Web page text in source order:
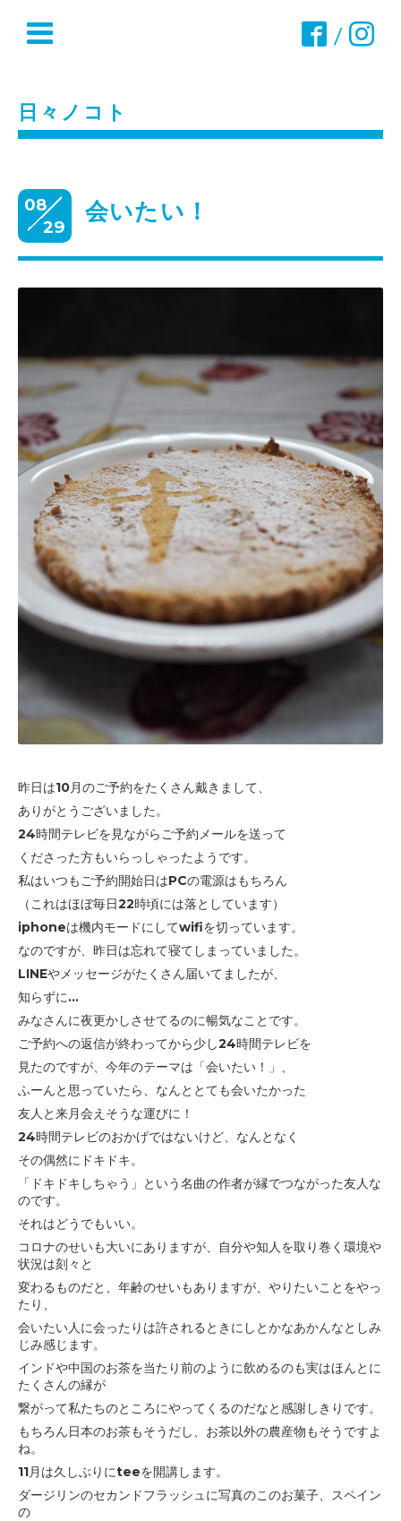
/
日々ノコト
08
29
会いたい！
昨日は10月のご予約をたくさん戴きまして、
ありがとうございました。
24時間テレビを見ながらご予約メールを送って
くださった方もいらっしゃったようです。
私はいつもご予約開始日はPCの電源はもちろん
（これはほぼ毎日22時頃には落としています）
iphoneは機内モードにしてwifiを切っています。
なのですが、昨日は忘れて寝てしまっていました。
LINEやメッセージがたくさん届いてましたが、
知らずに...
みなさんに夜更かしさせてるのに暢気なことです。
ご予約への返信が終わってから少し24時間テレビを
見たのですが、 今年のテーマは「会いたい！」、
ふーんと思っていたら、 なんととても会いたかった
友人と来月会えそうな運びに！
24時間テレビのおかげではないけど、なんとなく
その偶然にドキドキ。
「ドキドキしちゃう」という名曲の作者が縁でつながった友人な
のです。
それはどうでもいい。
コロナのせいも大いにありますが、自分や知人を取り巻く環境や
状況は刻々と
変わるものだと、 年齢のせいもありますが、やりたいことをやっ
たり、
会いたい人に会ったりは許されるときにしとかなあかんなとしみ
じみ感じます。
インドや中国のお茶を当たり前のように飲めるのも実はほんとに
たくさんの縁が
繋がって私たちのところにやってくるのだなと感謝しきりです。
もちろん日本のお茶もそうだし、お茶以外の農産物もそうですよ
ね。
11月は久しぶりにteeを開講します。
ダージリンのセカンドフラッシュに写真のこのお菓子、 スペイン
の